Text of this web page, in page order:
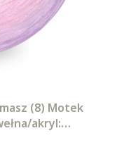
(8) Motek
akryl:
landrynkowy